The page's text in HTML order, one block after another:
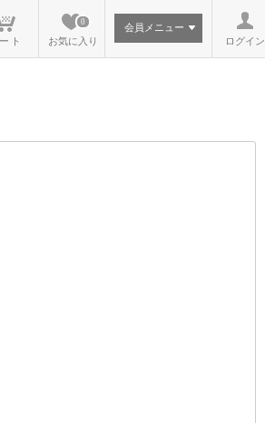
ト
お気に入り
0
会員メニュー
ログイン